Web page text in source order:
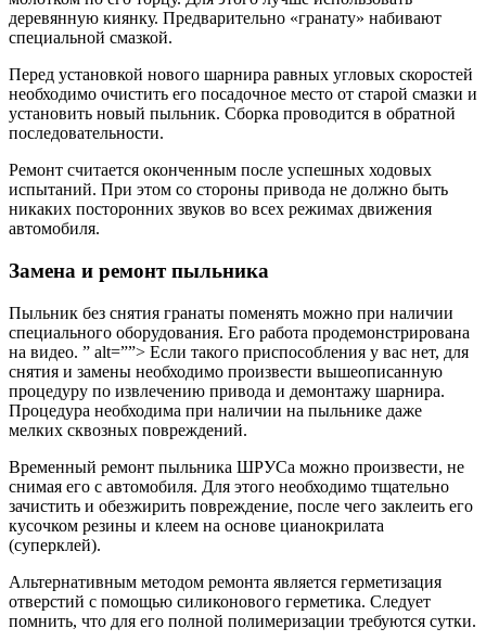
деревянную киянку. Предварительно «гранату» набивают
специальной смазкой.
Перед установкой нового шарнира равных угловых скоростей
необходимо очистить его посадочное место от старой смазки и
установить новый пыльник. Сборка проводится в обратной
последовательности.
Ремонт считается оконченным после успешных ходовых
испытаний. При этом со стороны привода не должно быть
никаких посторонних звуков во всех режимах движения
автомобиля.
Замена и ремонт пыльника
Пыльник без снятия гранаты поменять можно при наличии
специального оборудования. Его работа продемонстрирована
на видео. ” alt=””> Если такого приспособления у вас нет, для
снятия и замены необходимо произвести вышеописанную
процедуру по извлечению привода и демонтажу шарнира.
Процедура необходима при наличии на пыльнике даже
мелких сквозных повреждений.
Временный ремонт пыльника ШРУСа можно произвести, не
снимая его с автомобиля. Для этого необходимо тщательно
зачистить и обезжирить повреждение, после чего заклеить его
кусочком резины и клеем на основе цианокрилата
(суперклей).
Альтернативным методом ремонта является герметизация
отверстий с помощью силиконового герметика. Следует
помнить, что для его полной полимеризации требуются сутки.